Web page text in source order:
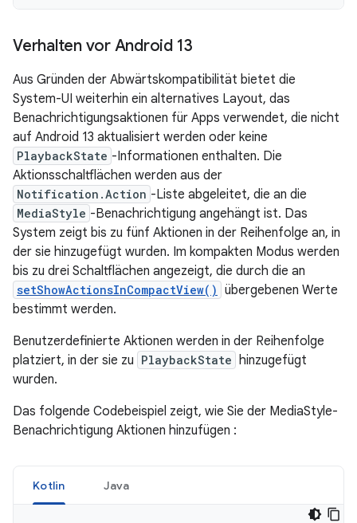
Verhalten vor Android 13
Aus Gründen der Abwärtskompatibilität bietet die
System-UI weiterhin ein alternatives Layout, das
Benachrichtigungsaktionen für Apps verwendet, die nicht
auf Android 13 aktualisiert werden oder keine
PlaybackState -Informationen enthalten. Die
Aktionsschaltflächen werden aus der
Notification.Action -Liste abgeleitet, die an die
MediaStyle -Benachrichtigung angehängt ist. Das
System zeigt bis zu fünf Aktionen in der Reihenfolge an, in
der sie hinzugefügt wurden. Im kompakten Modus werden
bis zu drei Schaltflächen angezeigt, die durch die an
setShowActionsInCompactView() übergebenen Werte
bestimmt werden.
Benutzerdefinierte Aktionen werden in der Reihenfolge
platziert, in der sie zu PlaybackState hinzugefügt
wurden.
Das folgende Codebeispiel zeigt, wie Sie der MediaStyle-
Benachrichtigung Aktionen hinzufügen :
Kotlin Java